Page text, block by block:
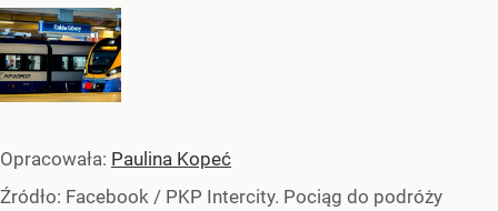
Opracowała: Paulina Kopeć
Źródło: Facebook / PKP Intercity. Pociąg do podróży